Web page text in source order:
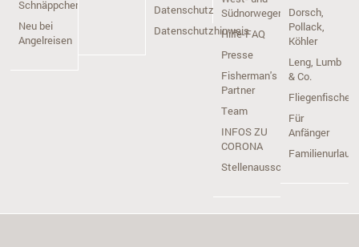
Schnäppchen
Neu bei
Angelreisen
Dorsch,
Pollack,
Köhler
Leng, Lumb
& Co.
Fliegenfischen
Für
Anfänger
Familienurlaub
Südnorwegen
Hilfe-FAQ
Presse
Fisherman's
Partner
Team
INFOS ZU
CORONA
Stellenausschreibung
Datenschutz
Datenschutzhinweis